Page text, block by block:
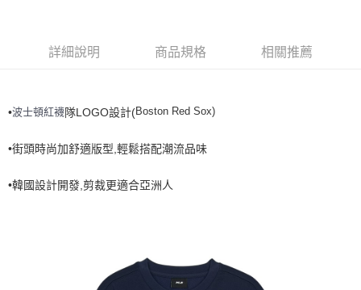
全家取貨<不支援離島取退>
每筆NT$60，滿NT$499(含以上)免運費
7-11取貨<不支援離島取退>
詳細說明 商品規格 相關推薦
•波士頓紅襪隊LOGO設計(Boston Red Sox)
•街頭時尚加舒適版型,輕鬆搭配潮流品味
•韓國設計開發,剪裁更適合亞洲人